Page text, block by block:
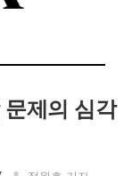
문제의 심각